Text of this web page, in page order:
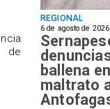
de
REGIONAL
6 de agosto de 2026
ballena
maltrato